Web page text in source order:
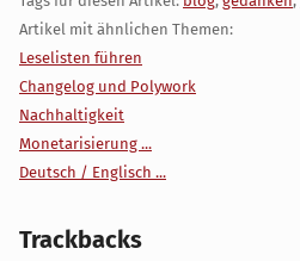
Artikel mit ähnlichen Themen:
Leselisten führen
Changelog und Polywork
Nachhaltigkeit
Monetarisierung ...
Deutsch / Englisch ...
Trackbacks